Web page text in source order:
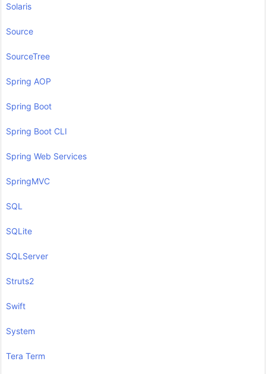
Solaris
Source
SourceTree
Spring AOP
Spring Boot
Spring Boot CLI
Spring Web Services
SpringMVC
SQL
SQLite
SQLServer
Struts2
Swift
System
Tera Term